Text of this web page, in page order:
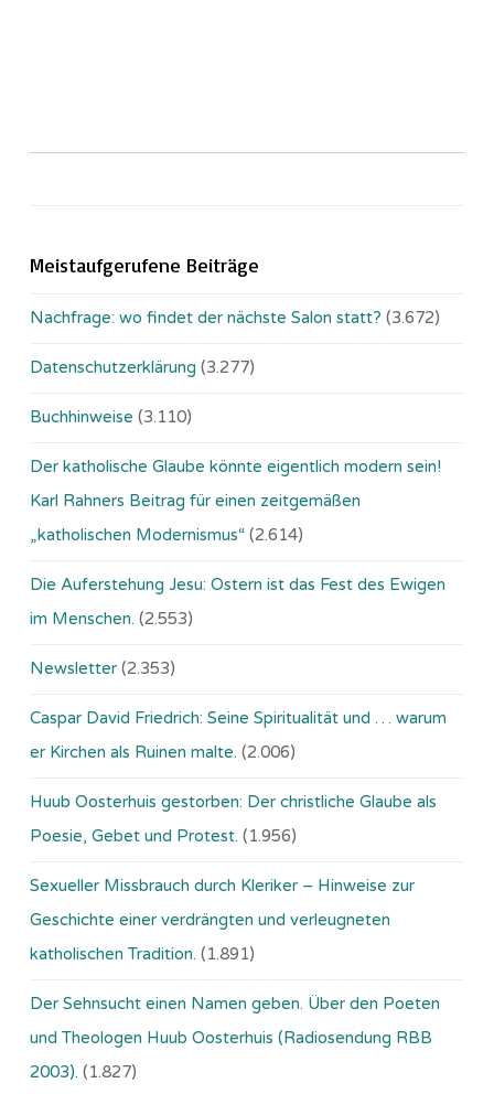
Meistaufgerufene Beiträge
Nachfrage: wo findet der nächste Salon statt? (3.672)
Datenschutzerklärung (3.277)
Buchhinweise (3.110)
Der katholische Glaube könnte eigentlich modern sein!
Karl Rahners Beitrag für einen zeitgemäßen
„katholischen Modernismus“ (2.614)
Die Auferstehung Jesu: Ostern ist das Fest des Ewigen
im Menschen. (2.553)
Newsletter (2.353)
Caspar David Friedrich: Seine Spiritualität und … warum
er Kirchen als Ruinen malte. (2.006)
Huub Oosterhuis gestorben: Der christliche Glaube als
Poesie, Gebet und Protest. (1.956)
Sexueller Missbrauch durch Kleriker – Hinweise zur
Geschichte einer verdrängten und verleugneten
katholischen Tradition. (1.891)
Der Sehnsucht einen Namen geben. Über den Poeten
und Theologen Huub Oosterhuis (Ra­dio­sen­dung RBB
2003). (1.827)